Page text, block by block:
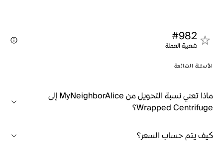
#982
شعبية العملة
الأسئلة الشائعة
ماذا تعني نسبة التحويل من MyNeighborAlice إلى
Wrapped Centrifuge؟
كيف يتم حساب السعر؟